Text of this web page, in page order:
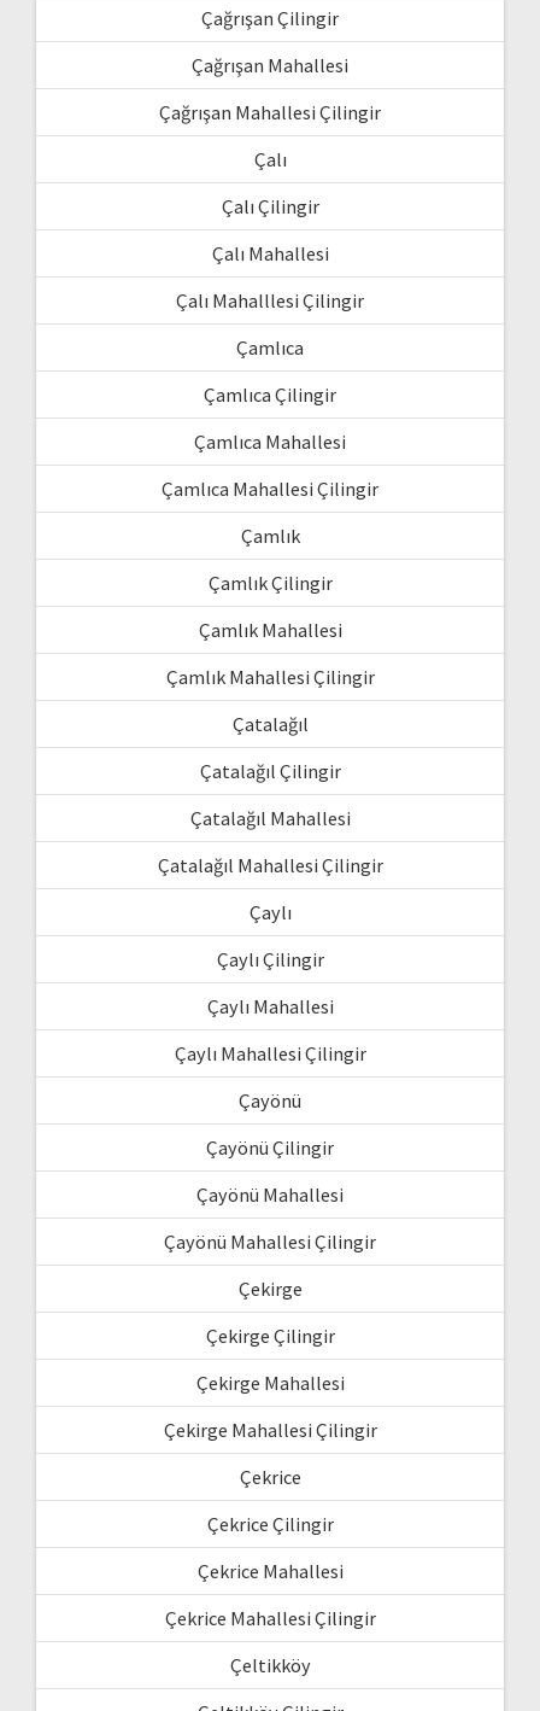
Çağrışan Çilingir
Çağrışan Mahallesi
Çağrışan Mahallesi Çilingir
Çalı
Çalı Çilingir
Çalı Mahallesi
Çalı Mahalllesi Çilingir
Çamlıca
Çamlıca Çilingir
Çamlıca Mahallesi
Çamlıca Mahallesi Çilingir
Çamlık
Çamlık Çilingir
Çamlık Mahallesi
Çamlık Mahallesi Çilingir
Çatalağıl
Çatalağıl Çilingir
Çatalağıl Mahallesi
Çatalağıl Mahallesi Çilingir
Çaylı
Çaylı Çilingir
Çaylı Mahallesi
Çaylı Mahallesi Çilingir
Çayönü
Çayönü Çilingir
Çayönü Mahallesi
Çayönü Mahallesi Çilingir
Çekirge
Çekirge Çilingir
Çekirge Mahallesi
Çekirge Mahallesi Çilingir
Çekrice
Çekrice Çilingir
Çekrice Mahallesi
Çekrice Mahallesi Çilingir
Çeltikköy